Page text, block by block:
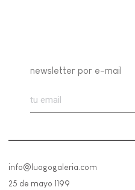
newsletter por e-mail
info@luogogaleria.com
25 de mayo 1199